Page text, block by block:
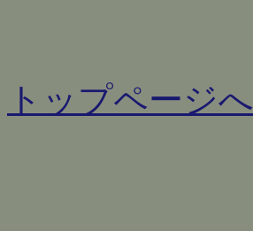
トップページへ